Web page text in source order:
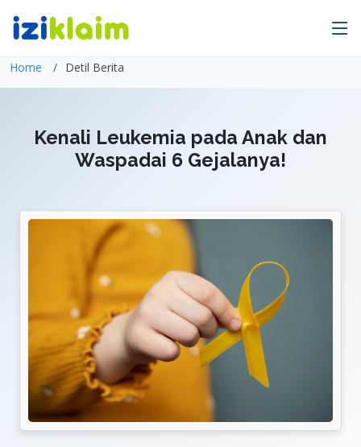
Home Detil Berita
Kenali Leukemia pada Anak dan
Waspadai 6 Gejalanya!